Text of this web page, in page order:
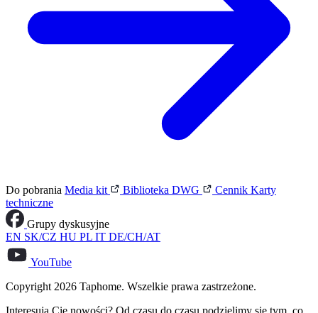
Do pobrania Media kit Biblioteka DWG Cennik Karty
techniczne
Grupy dyskusyjne
EN SK/CZ HU PL IT DE/CH/AT
YouTube
Copyright 2026 Taphome. Wszelkie prawa zastrzeżone.
Interesują Cię nowości? Od czasu do czasu podzielimy się tym, co